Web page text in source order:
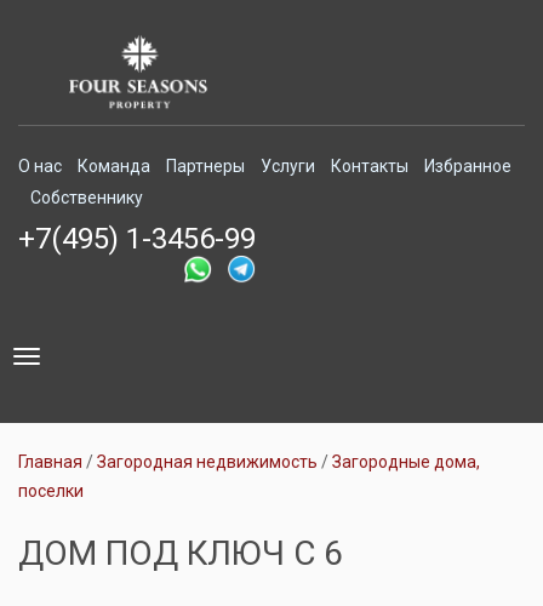
О нас Команда Партнеры Услуги Контакты
Избранное
Собственнику
+7(495) 1-3456-99
Toggle
Главная Загородная недвижимость
Загородные дома,
поселки
ДОМ ПОД КЛЮЧ С 6